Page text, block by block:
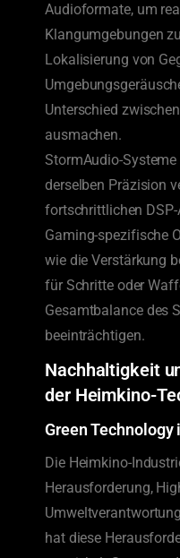
Audioformate, um
Klangumgebungen
Lokalisierung von
Unterschied
ausmachen.
StormAudio-
derselben Präzision
fortschrittlichen
Gaming-spezifische
wie die Verstärkung
für Schritte oder
Gesamtbalance des
beeinträchtigen.
Nachhaltigkeit
der Heimkino-
Green
Die Heimkino-
Herausforderung,
hat diese